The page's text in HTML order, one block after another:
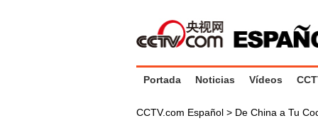
Portada Noticias Vídeos
CCTV.com Español > De China a Tu